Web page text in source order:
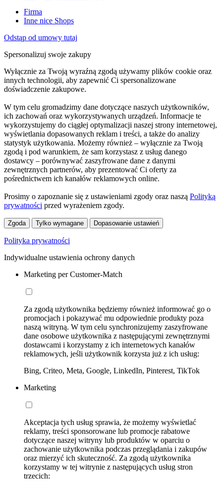
Firma
Inne nice Shops
Odstąp od umowy tutaj
Spersonalizuj swoje zakupy
Wyłącznie za Twoją wyraźną zgodą używamy plików cookie oraz
innych technologii, aby zapewnić Ci spersonalizowane
doświadczenie zakupowe.
W tym celu gromadzimy dane dotyczące naszych użytkowników,
ich zachowań oraz wykorzystywanych urządzeń. Informacje te
wykorzystujemy do ciągłej optymalizacji naszej strony internetowej,
wyświetlania dopasowanych reklam i treści, a także do analizy
statystyk użytkowania. Możemy również – wyłącznie za Twoją
zgodą i pod warunkiem, że sam korzystasz z usług danego
dostawcy – porównywać zaszyfrowane dane z danymi
zewnętrznych partnerów, aby prezentować Ci oferty za
pośrednictwem ich kanałów reklamowych online.
Prosimy o zapoznanie się z ustawieniami zgody oraz naszą Polityką
prywatności przed wyrażeniem zgody.
Zgoda Tylko wymagane Dopasowanie ustawień
Polityka prywatności
Indywidualne ustawienia ochrony danych
Marketing per Customer-Match
Za zgodą użytkownika będziemy również informować go o
promocjach i pokazywać mu odpowiednie produkty poza
naszą witryną. W tym celu synchronizujemy zaszyfrowane
dane osobowe użytkownika z następującymi zewnętrznymi
dostawcami i korzystamy z ich internetowych kanałów
reklamowych, jeśli użytkownik korzysta już z ich usług:
Bing, Criteo, Meta, Google, LinkedIn, Pinterest, TikTok
Marketing
Akceptacja tych usług sprawia, że możemy wyświetlać
reklamy, treści sponsorowane lub promocje rabatowe
dotyczące naszej witryny lub produktów w oparciu o
zachowanie użytkownika podczas przeglądania i zakupów
oraz mierzyć ich skuteczność. Za zgodą użytkownika
korzystamy w tej witrynie z następujących usług stron
trzecich: